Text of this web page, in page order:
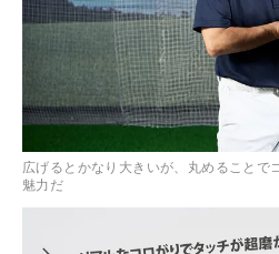
広げるとかなり大きいが、丸めることで
魅力だ